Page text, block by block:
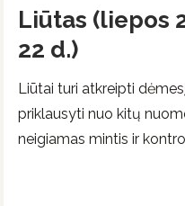
Liūtas (liepos
22 d.)
Liūtai turi atkreipti
priklausyti nuo kitų
neigiamas mintis ir